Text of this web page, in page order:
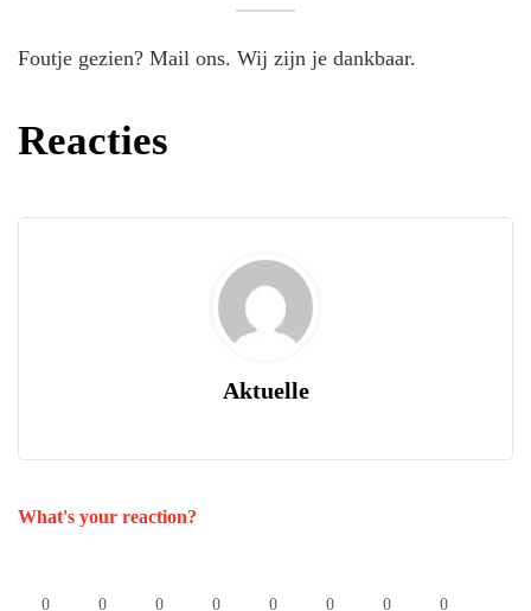
Foutje gezien? Mail ons. Wij zijn je dankbaar.
Reacties
Aktuelle
What's your reaction?
0 0 0 0 0 0 0 0